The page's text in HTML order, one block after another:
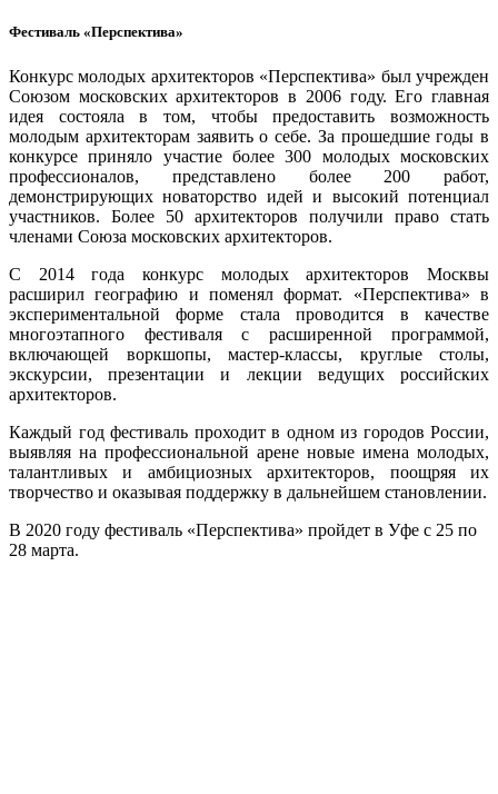
Фестиваль «Перспектива»
Конкурс молодых архитекторов «Перспектива» был учрежден
Союзом московских архитекторов в 2006 году. Его главная
идея состояла в том, чтобы предоставить возможность
молодым архитекторам заявить о себе. За прошедшие годы в
конкурсе приняло участие более 300 молодых московских
профессионалов, представлено более 200 работ,
демонстрирующих новаторство идей и высокий потенциал
участников. Более 50 архитекторов получили право стать
членами Союза московских архитекторов.
С 2014 года конкурс молодых архитекторов Москвы
расширил географию и поменял формат. «Перспектива» в
экспериментальной форме стала проводится в качестве
многоэтапного фестиваля с расширенной программой,
включающей воркшопы, мастер-классы, круглые столы,
экскурсии, презентации и лекции ведущих российских
архитекторов.
Каждый год фестиваль проходит в одном из городов России,
выявляя на профессиональной арене новые имена молодых,
талантливых и амбициозных архитекторов, поощряя их
творчество и оказывая поддержку в дальнейшем становлении.
В 2020 году фестиваль «Перспектива» пройдет в Уфе с 25 по
28 марта.